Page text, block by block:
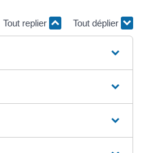
Tout replier Tout déplier